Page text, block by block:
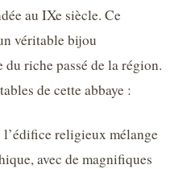
au IXe siècle. Ce
véritable bijou
riche passé de la région.
de cette abbaye :
l’édifice religieux mélange
avec de magnifiques